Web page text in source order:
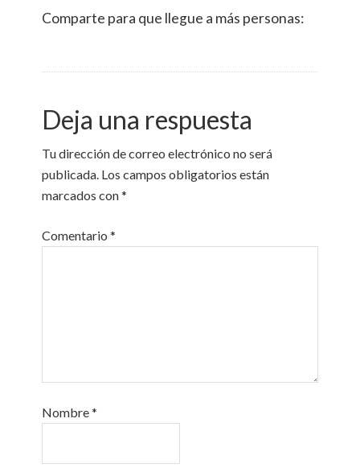
Comparte para que llegue a más personas:
Deja una respuesta
Tu dirección de correo electrónico no será
publicada. Los campos obligatorios están
marcados con*
Comentario*
Nombre*